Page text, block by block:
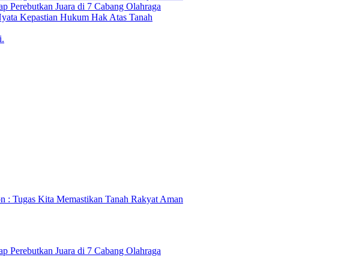
Juara di 7 Cabang Olahraga
Kepastian Hukum Hak Atas Tanah
Tugas Kita Memastikan Tanah Rakyat Aman
Juara di 7 Cabang Olahraga